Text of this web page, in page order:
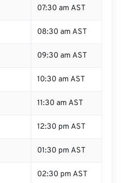
07:30 am AST
08:30 am AST
09:30 am AST
10:30 am AST
11:30 am AST
12:30 pm AST
01:30 pm AST
02:30 pm AST